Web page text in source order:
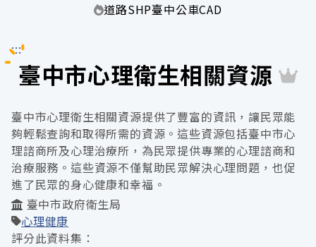
道路SHP臺中公車CAD
:::
臺中市心理衛生相關資源
臺中市心理衛生相關資源提供了豐富的資訊，讓民眾能
夠輕鬆查詢和取得所需的資源。這些資源包括臺中市心
理諮商所及心理治療所，為民眾提供專業的心理諮商和
治療服務。這些資源不僅幫助民眾解決心理問題，也促
進了民眾的身心健康和幸福。
臺中市政府衛生局
心理健康
評分此資料集：